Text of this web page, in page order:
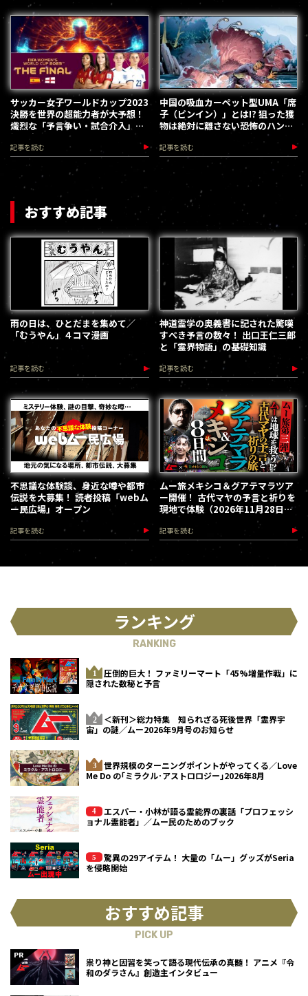
サッカー女子ワールドカップ2023
決勝を世界の超能力者が大予想！
熾烈な「予言争い・試合介入」が
繰り広げられていた
記事を読む
中国の吸血カーペット型UMA「席
子（ピンイン）」とは!? 狙った獲
物は絶対に離さない恐怖のハンテ
記事を読む
おすすめ記事
雨の日は、ひとだまを集めて／
「むうやん」４コマ漫画
記事を読む
神道霊学の奥義書に記された驚嘆
すべき予言の数々！ 出口王仁三郎
と「霊界物語」の基礎知識
記事を読む
不思議な体験談、身近な噂や都市
伝説を大募集！ 読者投稿「webム
ー民広場」オープン
記事を読む
ムー旅メキシコ＆グアテマラツア
ー開催！ 古代マヤの予言と祈りを
現地で体験（2026年11月28日～
12月5日）
記事を読む
ランキング
RANKING
圧倒的巨大！ ファミリーマート「45%増量作戦」に
隠された数秘と予言
＜新刊＞総力特集 知られざる死後世界「霊界宇
宙」の謎／ムー2026年9月号のお知らせ
世界規模のターニングポイントがやってくる／Love
Me Do の｢ミラクル･アストロロジー｣2026年8月
エスパー・小林が語る霊能界の裏話「プロフェッシ
ョナル霊能者」／ムー民のためのブック
驚異の29アイテム！ 大量の「ムー」グッズがSeria
を侵略開始
おすすめ記事
PICK UP
祟り神と因習を笑って語る現代伝承の真髄！ アニメ『令
和のダラさん』創造主インタビュー